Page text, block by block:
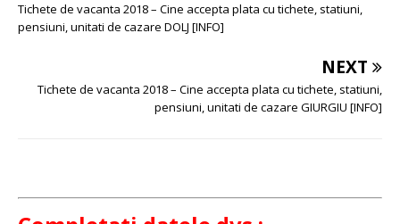
Tichete de vacanta 2018 – Cine accepta plata cu tichete, statiuni,
pensiuni, unitati de cazare DOLJ [INFO]
NEXT
Tichete de vacanta 2018 – Cine accepta plata cu tichete, statiuni,
pensiuni, unitati de cazare GIURGIU [INFO]